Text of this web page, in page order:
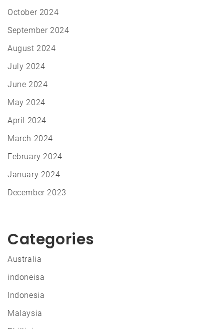
October 2024
September 2024
August 2024
July 2024
June 2024
May 2024
April 2024
March 2024
February 2024
January 2024
December 2023
Categories
Australia
indoneisa
Indonesia
Malaysia